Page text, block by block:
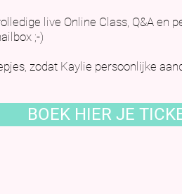
live Online Class, Q&A en
;-)
zodat Kaylie persoonlijke
BOEK HIER JE